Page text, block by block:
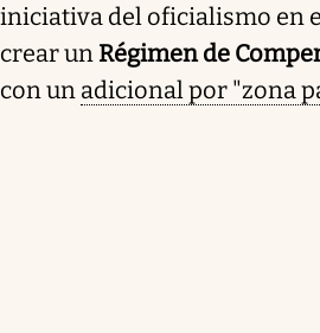
iniciativa del oficialismo en
crear un Régimen de
con un adicional por "zona